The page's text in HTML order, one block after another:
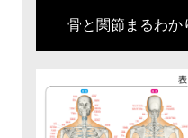
骨と関節まるわか